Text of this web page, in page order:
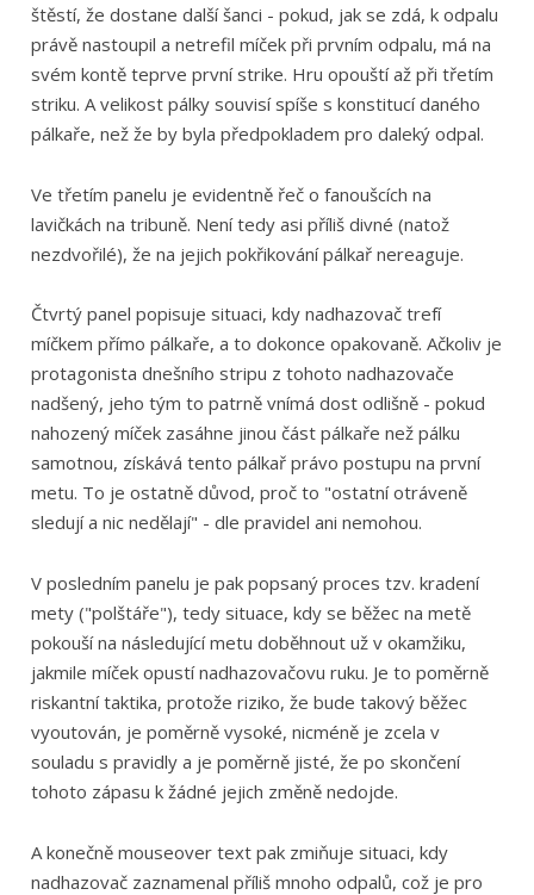
štěstí, že dostane další šanci - pokud, jak se zdá, k odpalu
právě nastoupil a netrefil míček při prvním odpalu, má na
svém kontě teprve první strike. Hru opouští až při třetím
striku. A velikost pálky souvisí spíše s konstitucí daného
pálkaře, než že by byla předpokladem pro daleký odpal.
Ve třetím panelu je evidentně řeč o fanoušcích na
lavičkách na tribuně. Není tedy asi příliš divné (natož
nezdvořilé), že na jejich pokřikování pálkař nereaguje.
Čtvrtý panel popisuje situaci, kdy nadhazovač trefí
míčkem přímo pálkaře, a to dokonce opakovaně. Ačkoliv je
protagonista dnešního stripu z tohoto nadhazovače
nadšený, jeho tým to patrně vnímá dost odlišně - pokud
nahozený míček zasáhne jinou část pálkaře než pálku
samotnou, získává tento pálkař právo postupu na první
metu. To je ostatně důvod, proč to "ostatní otráveně
sledují a nic nedělají" - dle pravidel ani nemohou.
V posledním panelu je pak popsaný proces tzv. kradení
mety ("polštáře"), tedy situace, kdy se běžec na metě
pokouší na následující metu doběhnout už v okamžiku,
jakmile míček opustí nadhazovačovu ruku. Je to poměrně
riskantní taktika, protože riziko, že bude takový běžec
vyoutován, je poměrně vysoké, nicméně je zcela v
souladu s pravidly a je poměrně jisté, že po skončení
tohoto zápasu k žádné jejich změně nedojde.
A konečně mouseover text pak zmiňuje situaci, kdy
nadhazovač zaznamenal příliš mnoho odpalů, což je pro